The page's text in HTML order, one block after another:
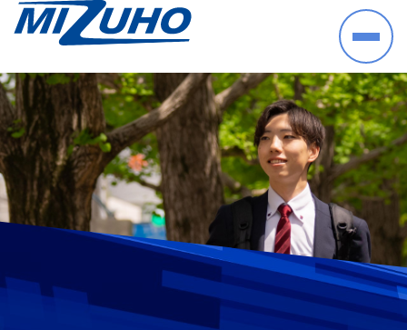
HOME
事業案内
半導体・電子部品・材料
産業機械・制御機器
空調機器・住宅設備機器
プラントシステム
海外ビジネス
取り扱いメーカー
採用情報